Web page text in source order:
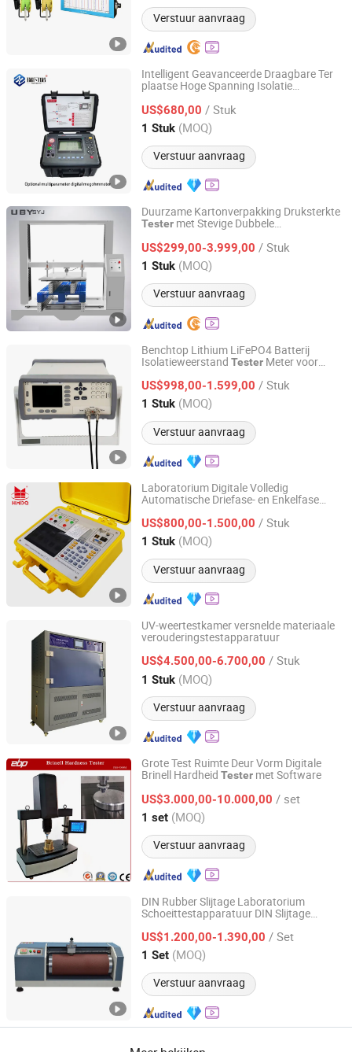
Verstuur aanvraag
Intelligent Geavanceerde Draagbare Ter
plaatse Hoge Spanning Isolatie
Testinstrumenten Beste Technologie
Digitale Megohmmeter Fabriek
US$680,00 / Stuk
1 Stuk (MOQ)
Verstuur aanvraag
Refine On (Hebei) Electric Power Technology Co., Ltd.
Hebei, China Sinds 2025
Duurzame Kartonverpakking Druksterkte
Tester met Stevige Dubbele
US$299,00-3.999,00 / Stuk
1 Stuk (MOQ)
Verstuur aanvraag
Dongguan Youbi Test Equipment Co.,Ltd
Guangdong, China Sinds 2024
Benchtop Lithium LiFePO4 Batterij
Isolatieweerstand Tester Meter voor
Batterijkwaliteitsinspectie
US$998,00-1.599,00 / Stuk
1 Stuk (MOQ)
Verstuur aanvraag
Mica Power Co., Ltd.
Guangdong, China Sinds 2020
Laboratorium Digitale Volledig
Automatische Driefase- en Enkelfase
Wikkelingverhouding Vector Groep TTR
Tester
US$800,00-1.500,00 / Stuk
1 Stuk (MOQ)
Verstuur aanvraag
Wuhan Goldhome Hipot Electrical Co., Ltd.
Hubei, China Sinds 2018
UV-weertestkamer versnelde materiaale
verouderingstestapparatuur
US$4.500,00-6.700,00 / Stuk
1 Stuk (MOQ)
Verstuur aanvraag
Dongguan Zhicheng Instrument Co., Ltd.
Guangdong, China Sinds 2024
Grote Test Ruimte Deur Vorm Digitale
Brinell Hardheid Tester met Software
US$3.000,00-10.000,00 / set
1 set (MOQ)
Verstuur aanvraag
TAIZHOU EBPU PRECISION INSTRUMENTS CO., LTD.
Zhejiang, China Sinds 2020
DIN Rubber Slijtage Laboratorium
Schoeittestapparatuur DIN Slijtage
US$1.200,00-1.390,00 / Set
1 Set (MOQ)
Verstuur aanvraag
Dongguan Zonhow Testing Equipment Co., Ltd.
Guangdong, China Sinds 2026